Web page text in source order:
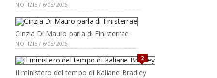
NOTIZIE / 6/08/2026
Cinzia Di Mauro parla di Finisterrae
NOTIZIE / 6/08/2026
2
Il ministero del tempo di Kaliane Bradley